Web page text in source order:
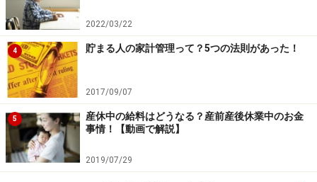
2022/03/22
4 貯まる人の家計管理って？5つの法則があった！
2017/09/07
5
産休中の給料はどうなる？産前産後休業中のお金
事情！【動画で解説】
2019/07/29